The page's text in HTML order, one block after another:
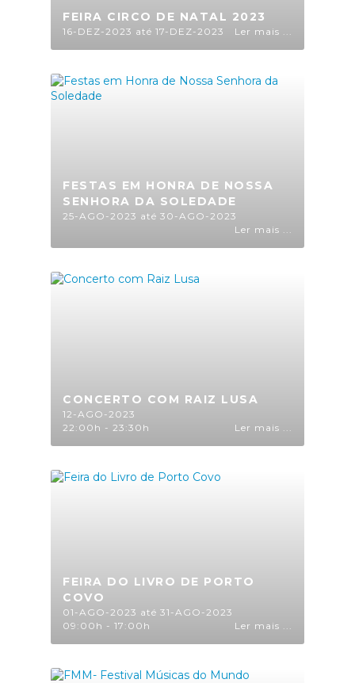
FEIRA CIRCO DE NATAL 2023
16-DEZ-2023 até 17-DEZ-2023 Ler mais ...
FESTAS EM HONRA DE NOSSA
SENHORA DA SOLEDADE
25-AGO-2023 até 30-AGO-2023
Ler mais ...
CONCERTO COM RAIZ LUSA
12-AGO-2023
22:00h - 23:30h
Ler mais ...
FEIRA DO LIVRO DE PORTO
COVO
01-AGO-2023 até 31-AGO-2023
09:00h - 17:00h
Ler mais ...